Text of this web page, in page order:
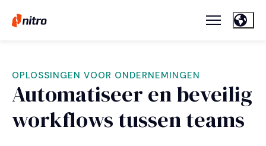
OPLOSSINGEN VOOR ONDERNEMINGEN
Automatiseer en beveilig
workflows tussen teams